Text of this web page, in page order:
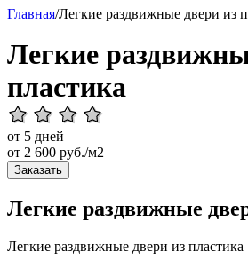
Главная/Легкие раздвижные двери из
Легкие
пластика
от 5 дней
от 2 600 руб./м2
Заказать
Легкие раздвижные
Легкие раздвижные двери из пластика